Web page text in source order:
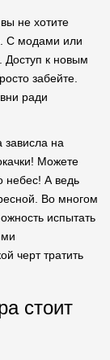
не хотите
С модами или
Доступ к новым
забейте.
ради
на
Можете
небес! А ведь
Во многом
испытать
черт тратить
стоит